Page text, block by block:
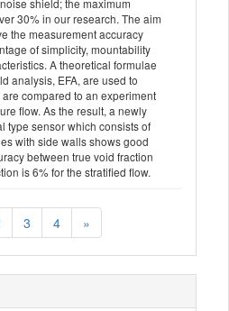
shield; the maximum
30% in our research. The aim
the measurement accuracy
of simplicity, mountability
A theoretical formulae
analysis, EFA, are used to
compared to an experiment
flow. As the result, a newly
type sensor which consists of
with side walls shows good
between true void fraction
is 6% for the stratified flow.
3 4 »